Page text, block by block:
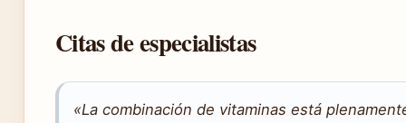
Citas de especialistas
«La combinación de vitaminas está